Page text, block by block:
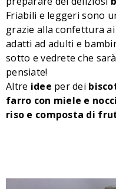
Friabili e leggeri sono
grazie alla confettura
adatti ad adulti e
sotto e vedrete che
pensiate!
Altre idee per dei
farro con miele e
riso e composta di